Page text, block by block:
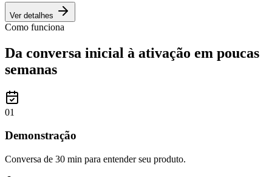
Ver detalhes
Como funciona
Da conversa inicial à ativação em poucas
semanas
01
Demonstração
Conversa de 30 min para entender seu produto.